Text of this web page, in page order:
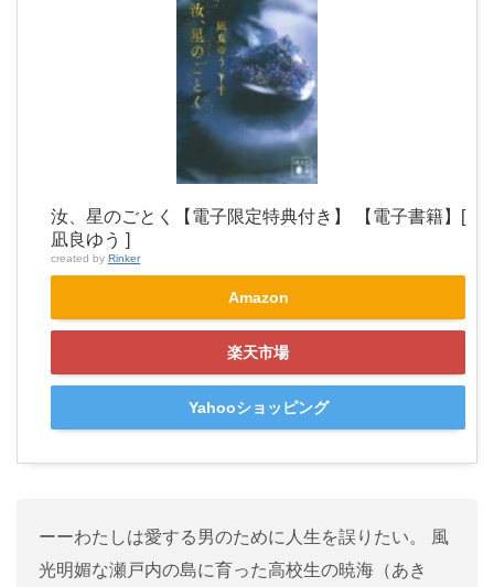
汝、星のごとく【電子限定特典付き】 【電子書籍】[
凪良ゆう ]
created by Rinker
Amazon
楽天市場
Yahooショッピング
ーーわたしは愛する男のために人生を誤りたい。 風
光明媚な瀬戸内の島に育った高校生の暁海（あき